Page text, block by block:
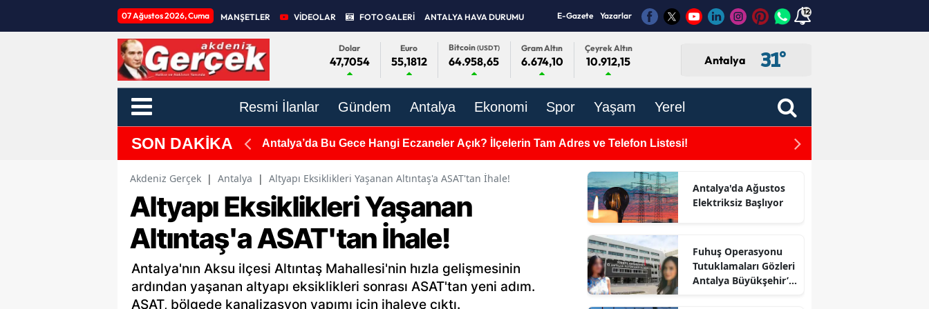
07 Ağustos 2026, Cuma MANŞETLER VİDEOLAR FOTO GALERİ ANTALYA HAVA DURUMU E-Gazete Yazarlar 12
Dolar
47,7054
Euro
55,1812
Bitcoin(USDT)
64.958,65
Gram Altın
6.674,10
Çeyrek Altın
10.912,15 Antalya 31°
Resmi İlanlar Gündem Antalya Ekonomi Spor Yaşam Yerel
SON DAKİKA Antalya’da Bu Gece Hangi Eczaneler Açık? İlçelerin Tam Adres ve Telefon Listesi! Antalya Büyükşehir
Akdeniz Gerçek | Antalya | Altyapı Eksiklikleri Yaşanan Altıntaş'a ASAT'tan İhale!
Altyapı Eksiklikleri Yaşanan
Altıntaş'a ASAT'tan İhale!
Antalya'nın Aksu ilçesi Altıntaş Mahallesi'nin hızla gelişmesinin
ardından yaşanan altyapı eksiklikleri sonrası ASAT'tan yeni adım.
ASAT, bölgede kanalizasyon yapımı için ihaleye çıktı.
Antalya'da Ağustos
Elektriksiz Başlıyor
Fuhuş Operasyonu
Tutuklamaları Gözleri
Antalya Büyükşehir’e